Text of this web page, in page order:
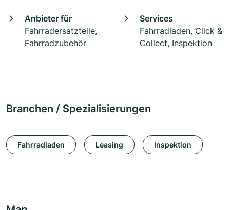
Anbieter für
Fahrradersatzteile,
Fahrradzubehör
Services
Fahrradladen, Click &
Collect, Inspektion
Branchen / Spezialisierungen
Fahrradladen Leasing Inspektion